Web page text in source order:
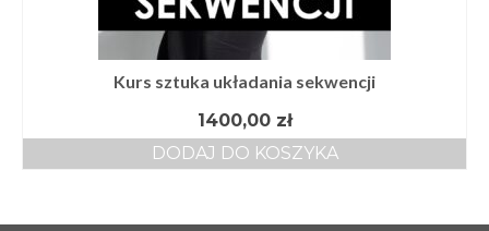
Kurs sztuka układania sekwencji
1400,00 zł
DODAJ DO KOSZYKA